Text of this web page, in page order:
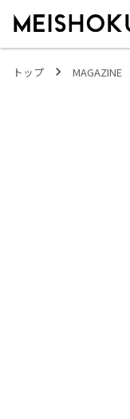
トップ MAGAZINE